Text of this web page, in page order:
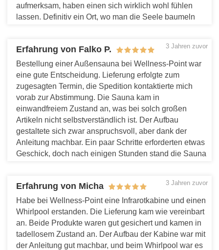
aufmerksam, haben einen sich wirklich wohl fühlen
lassen. Definitiv ein Ort, wo man die Seele baumeln
Antworten
Erfahrung von Falko P. 3 Jahren zuvor
Bestellung einer Außensauna bei Wellness-Point war
eine gute Entscheidung. Lieferung erfolgte zum
zugesagten Termin, die Spedition kontaktierte mich
vorab zur Abstimmung. Die Sauna kam in
einwandfreiem Zustand an, was bei solch großen
Artikeln nicht selbstverständlich ist. Der Aufbau
gestaltete sich zwar anspruchsvoll, aber dank der
Anleitung machbar. Ein paar Schritte erforderten etwas
Geschick, doch nach einigen Stunden stand die Sauna
Erfahrung von Micha 3 Jahren zuvor
Habe bei Wellness-Point eine Infrarotkabine und einen
Whirlpool erstanden. Die Lieferung kam wie vereinbart
an. Beide Produkte waren gut gesichert und kamen in
tadellosem Zustand an. Der Aufbau der Kabine war mit
der Anleitung gut machbar, und beim Whirlpool war es